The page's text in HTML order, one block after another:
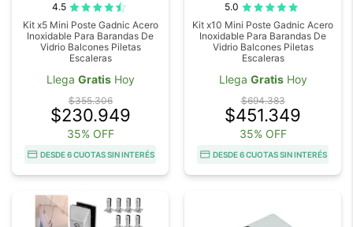
4.5
Kit x5 Mini Poste Gadnic Acero
Inoxidable Para Barandas De
Vidrio Balcones Piletas
Escaleras
Llega GratisHoy
$355.306
$230.949
35% OFF
DESDE 6 CUOTAS SIN INTERÉS
5.0
Kit x10 Mini Poste Gadnic Acero
Inoxidable Para Barandas De
Vidrio Balcones Piletas
Escaleras
Llega GratisHoy
$694.383
$451.349
35% OFF
DESDE 6 CUOTAS SIN INTERÉS